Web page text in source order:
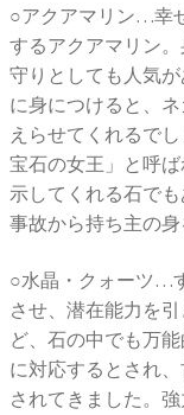
○アクアマリン…幸
するアクアマリン
守りとしても人気
に身につけると、
えらせてくれるで
宝石の女王」と呼
示してくれる石で
事故から持ち主の身
○水晶・クォーツ…
させ、潜在能力を
ど、石の中でも万
に対応するとされ
されてきました。